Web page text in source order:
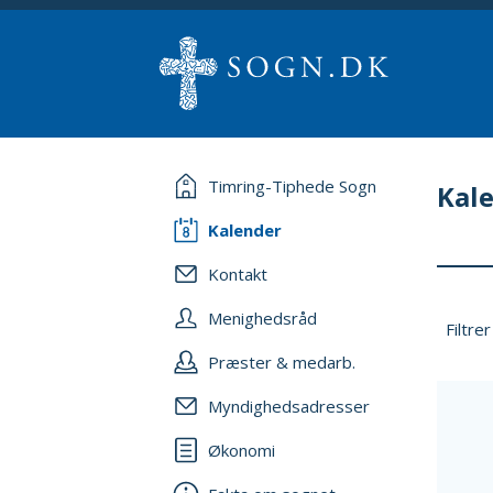
Timring-Tiphede Sogn
Kalender
Kontakt
Menighedsråd
Præster & medarb.
Myndighedsadresser
Økonomi